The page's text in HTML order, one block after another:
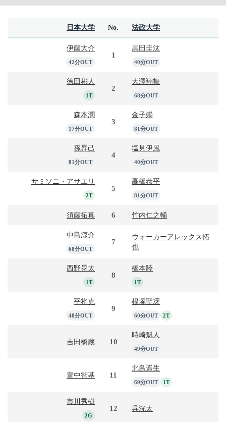
日本大学 No. 法政大学
伊藤大介
42分OUT
1
黒田圭汰
40分OUT
徳田彬人
1T
2
大澤翔舞
68分OUT
森本潤
17分OUT
3
金子崇
81分OUT
孫昇己
81分OUT
4
塩見伊風
40分OUT
サミソニ・アサエリ
2T
5
高橋恭平
81分OUT
須藤拓真 6 竹内仁之輔
中島涼介
68分OUT
7
ウォーカーアレックス拓
也
西野晃太
1T
8
橋本陸
1T
平将克
48分OUT
9
根塚聖冴
60分OUT 2T
吉田橋蔵 10
時崎魁人
49分OUT
畠中智基 11
北島遥生
69分OUT 1T
市川秀樹
2G
12 呉洸太